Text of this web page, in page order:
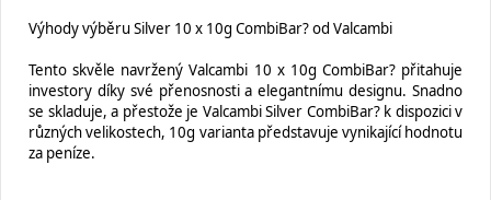
Výhody výběru Silver 10 x 10g CombiBar? od Valcambi
Tento skvěle navržený Valcambi 10 x 10g CombiBar? přitahuje
investory díky své přenosnosti a elegantnímu designu. Snadno
se skladuje, a přestože je Valcambi Silver CombiBar? k dispozici v
různých velikostech, 10g varianta představuje vynikající hodnotu
za peníze.